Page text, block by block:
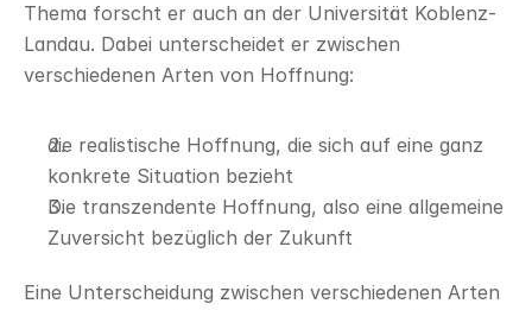
Thema forscht er auch an der Universität Koblenz-
Landau. Dabei unterscheidet er zwischen
verschiedenen Arten von Hoffnung:
die realistische Hoffnung, die sich auf eine ganz
konkrete Situation bezieht
Die transzendente Hoffnung, also eine allgemeine
Zuversicht bezüglich der Zukunft
Eine Unterscheidung zwischen verschiedenen Arten